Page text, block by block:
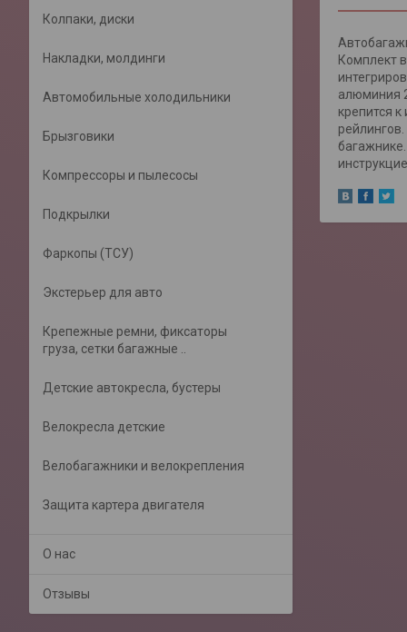
Комплект
алюминия
крепится
Колпаки, диски
Накладки, молдинги
Автомобильные холодильники
Брызговики
Компрессоры и пылесосы
Подкрылки
Фаркопы (ТСУ)
Экстерьер для авто
Крепежные ремни, фиксаторы
груза, сетки багажные ..
Детские автокресла, бустеры
Велокресла детские
Велобагажники и велокрепления
Защита картера двигателя
О нас
Отзывы